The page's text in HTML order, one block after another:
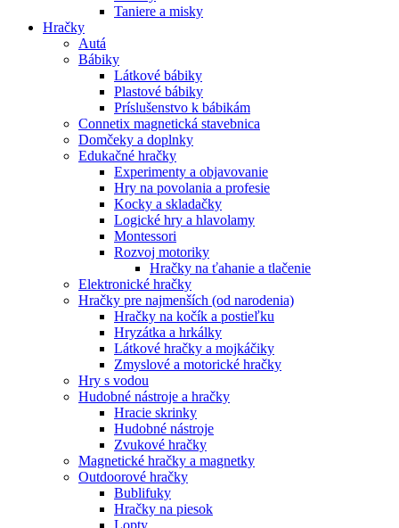
Taniere a misky
Hračky
Autá
Bábiky
Látkové bábiky
Plastové bábiky
Príslušenstvo k bábikám
Connetix magnetická stavebnica
Domčeky a doplnky
Edukačné hračky
Experimenty a objavovanie
Hry na povolania a profesie
Kocky a skladačky
Logické hry a hlavolamy
Montessori
Rozvoj motoriky
Hračky na ťahanie a tlačenie
Elektronické hračky
Hračky pre najmenších (od narodenia)
Hračky na kočík a postieľku
Hryzátka a hrkálky
Látkové hračky a mojkáčiky
Zmyslové a motorické hračky
Hry s vodou
Hudobné nástroje a hračky
Hracie skrinky
Hudobné nástroje
Zvukové hračky
Magnetické hračky a magnetky
Outdoorové hračky
Bublifuky
Hračky na piesok
Lopty